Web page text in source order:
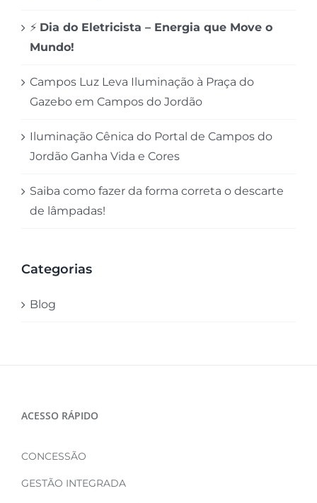
⚡ Dia do Eletricista – Energia que Move o
Mundo!
Campos Luz Leva Iluminação à Praça do
Gazebo em Campos do Jordão
Iluminação Cênica do Portal de Campos do
Jordão Ganha Vida e Cores
Saiba como fazer da forma correta o descarte
de lâmpadas!
Categorias
Blog
ACESSO RÁPIDO
CONCESSÃO
GESTÃO INTEGRADA